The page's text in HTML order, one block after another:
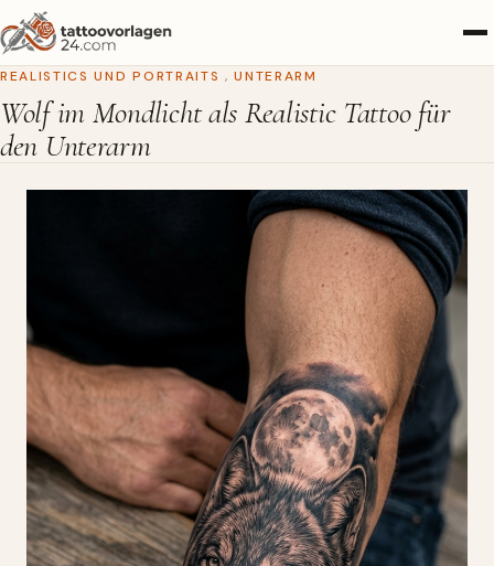
REALISTICS UND PORTRAITS , UNTERARM
Wolf im Mondlicht als Realistic Tattoo für
den Unterarm